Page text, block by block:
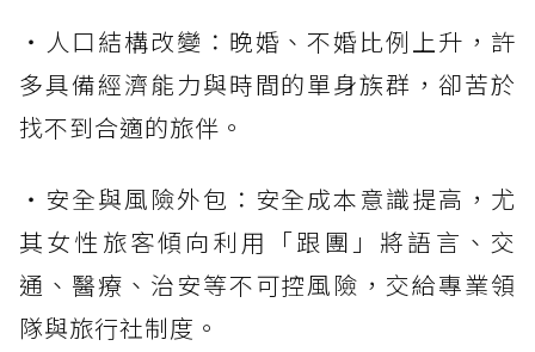
・人口結構改變：晚婚、不婚比例上升，許
多具備經濟能力與時間的單身族群，卻苦於
找不到合適的旅伴。
・安全與風險外包：安全成本意識提高，尤
其女性旅客傾向利用「跟團」將語言、交
通、醫療、治安等不可控風險，交給專業領
隊與旅行社制度。